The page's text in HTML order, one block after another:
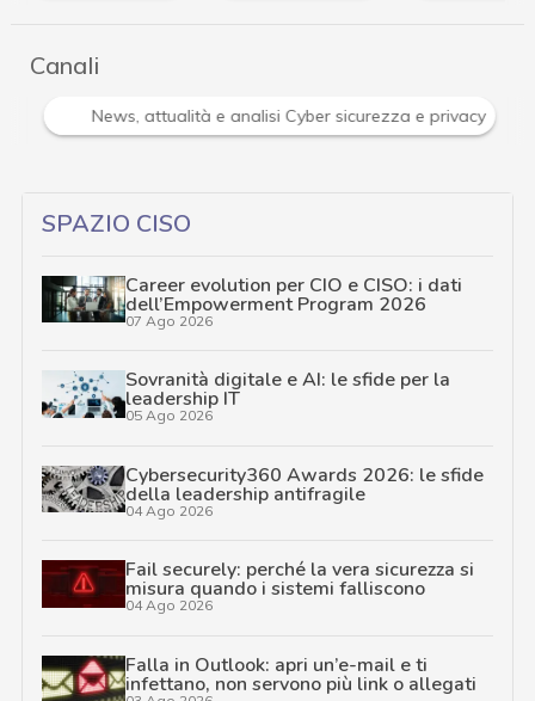
Canali
News, attualità e analisi Cyber sicurezza e privacy
SPAZIO CISO
Career evolution per CIO e CISO: i dati
dell’Empowerment Program 2026
07 Ago 2026
Sovranità digitale e AI: le sfide per la
leadership IT
05 Ago 2026
Cybersecurity360 Awards 2026: le sfide
della leadership antifragile
04 Ago 2026
Fail securely: perché la vera sicurezza si
misura quando i sistemi falliscono
04 Ago 2026
Falla in Outlook: apri un’e-mail e ti
infettano, non servono più link o allegati